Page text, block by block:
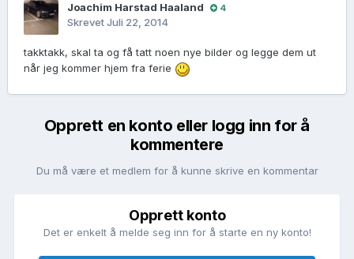
Joachim Harstad Haaland 4
SkrevetJuli 22, 2014
takktakk, skal ta og få tatt noen nye bilder og legge dem ut
når jeg kommer hjem fra ferie
Opprett en konto eller logg inn for å
kommentere
Du må være et medlem for å kunne skrive en kommentar
Opprett konto
Det er enkelt å melde seg inn for å starte en ny konto!